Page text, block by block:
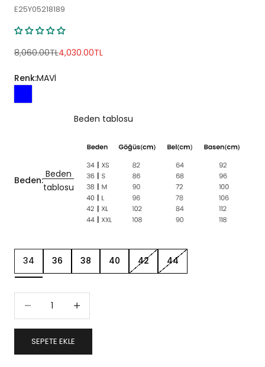
E25Y05218189
Normal fiyat
8,060.00TLİndirimli fiyat
4,030.00TL
Renk:MAVİ
Beden:
Beden
tablosu
Beden tablosu
34 36 38 40 42 44
SEPETE EKLE